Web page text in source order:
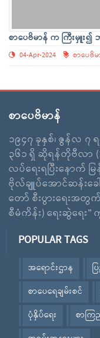
စာပေဗိမာန် က ကြီးမှူး၍
04-Apr-2024 စာပေဗိ
စာပေဗိမာန်
၁၉၄၇ ခုနှစ်၊ ဇွန်လ ၇
၃၆၁ ရှိ ဆိုရန်တိုဗီလာ
လပ်ရေးရပြီးနောက်
ဗိုလ်ချူပ်အောင်ဆန်းခေ
တော် စီးပွားရေးအ
စီမံကိန်း) ရေးဆွဲရေး
POPULAR TAGS
အရောင်းဌာန
စာပေရေချမ်းစင်
ပုံနှိပ်ရေး
စာက